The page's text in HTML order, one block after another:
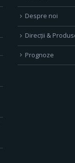
Despre noi
Direcţii &
Prognoze